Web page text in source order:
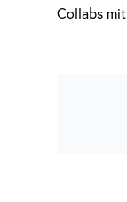
Collabs mit